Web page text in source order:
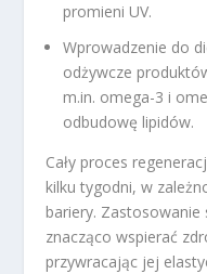
promieni UV.
Wprowadzenie do
odżywcze
m.in. omega-3 i
odbudowę lipidów.
Cały proces
kilku tygodni, w
bariery.
znacząco wspierać
przywracając jej